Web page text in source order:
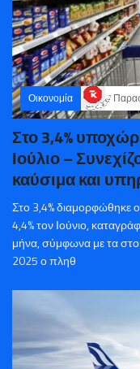
Οικονομία
Στο 3,4%
Ιούλιο –
καύσιμα και
Στο 3,4% διαμορφώθηκε
4,4% τον Ιούνιο,
μήνα, σύμφωνα με τα
2025 ο πληθ